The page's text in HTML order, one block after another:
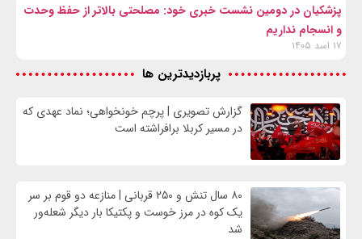
پزشکیان در دومین نشست خبری خود: مصلحتی بالاتر از حفظ وحدت
و انسجام نداریم
۱۷ اسد ۱۴۰۵
پربازدیدترین ها
گزارش تصویری | پرچم خونخواهی؛ نماد عهدی که
در مسیر کربلا برافراشته است
۸۰ سال تنش و ۲۵۰ قربانی | منازعه دو قوم بر سر
یک کوه در مرز خوست و پکتیکا بار دیگر شعله‌ور
شد